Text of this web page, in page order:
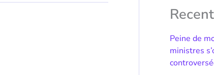
Peine de
ministres